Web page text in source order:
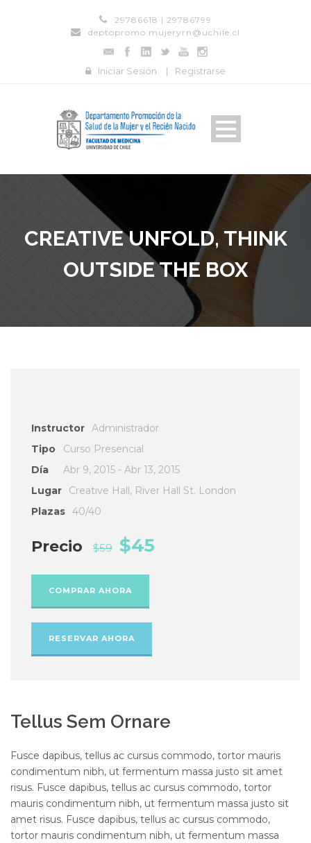
29786618 | 29786799
deptopromo.mujeryrn@uchile.cl
Iniciar Sesión | Registrarse
CREATIVE UNFOLD, THINK
OUTSIDE THE BOX
Instructor Administrador
Tipo
Curso Presencial
Día
Abr 9, 2015 - Abr 13, 2015
Lugar
Creative Hall, River Hall St. London
Plazas 40/40
Precio $59 $45
COMPRAR AHORA
RESERVAR AHORA
Tellus Sem Ornare
Fusce dapibus, tellus ac cursus commodo, tortor mauris
condimentum nibh, ut fermentum massa justo sit amet
risus. Fusce dapibus, tellus ac cursus commodo, tortor
mauris condimentum nibh, ut fermentum massa justo sit
amet risus. Fusce dapibus, tellus ac cursus commodo,
tortor mauris condimentum nibh, ut fermentum massa